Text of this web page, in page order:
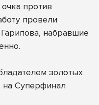
против
провели
набравшие
золотых
на Суперфинал